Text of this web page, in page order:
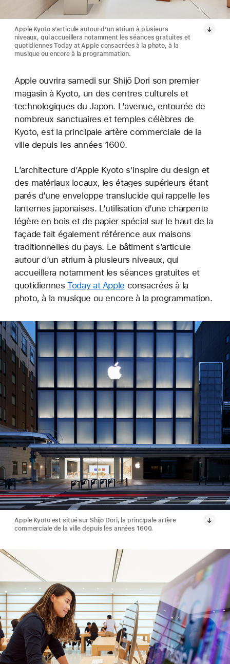
Apple Kyoto s’articule autour d’un atrium à plusieurs
niveaux, qui accueillera notamment les séances gratuites et
quotidiennes Today at Apple consacrées à la photo, à la
musique ou encore à la programmation.
Apple ouvrira samedi sur Shijō Dori son premier
magasin à Kyoto, un des centres culturels et
technologiques du Japon. L’avenue, entourée de
nombreux sanctuaires et temples célèbres de
Kyoto, est la principale artère commerciale de la
ville depuis les années 1600.
L’architecture d’Apple Kyoto s’inspire du design et
des matériaux locaux, les étages supérieurs étant
parés d’une enveloppe translucide qui rappelle les
lanternes japonaises. L’utilisation d’une charpente
légère en bois et de papier spécial sur le haut de la
façade fait également référence aux maisons
traditionnelles du pays. Le bâtiment s’articule
autour d’un atrium à plusieurs niveaux, qui
accueillera notamment les séances gratuites et
quotidiennesToday at Apple consacrées à la
photo, à la musique ou encore à la programmation.
Apple Kyoto est situé sur Shijō Dori, la principale artère
commerciale de la ville depuis les années 1600.